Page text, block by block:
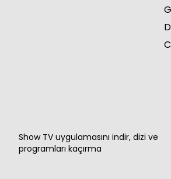
Show TV uygulamasını indir, dizi ve
programları kaçırma